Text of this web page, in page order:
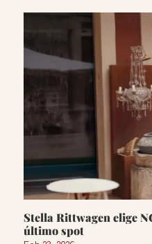
Stella Rittwagen elige
último spot